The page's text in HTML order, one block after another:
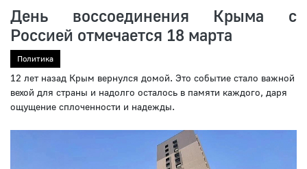
День воссоединения Крыма с
Россией отмечается 18 марта
Политика
12 лет назад Крым вернулся домой. Это событие стало важной
вехой для страны и надолго осталось в памяти каждого, даря
ощущение сплоченности и надежды.